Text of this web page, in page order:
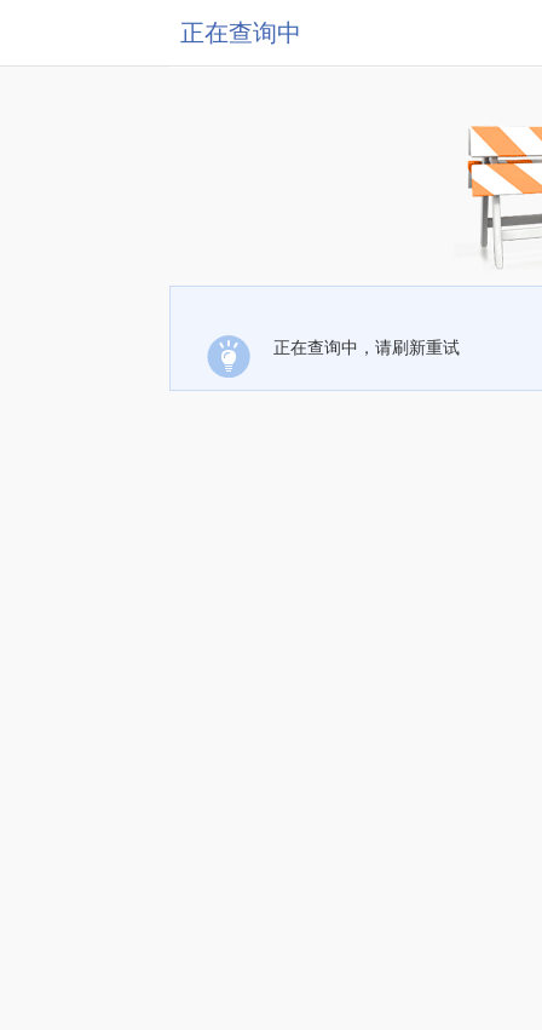
正在查询中
正在查询中，请刷新重试